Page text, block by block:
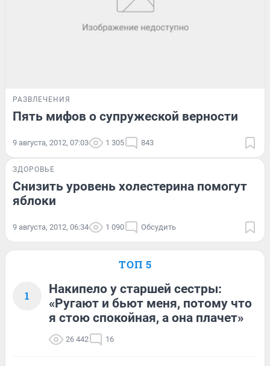
РАЗВЛЕЧЕНИЯ
Пять мифов о супружеской верности
9 августа, 2012, 07:03 1 305 843
ЗДОРОВЬЕ
Снизить уровень холестерина помогут
яблоки
9 августа, 2012, 06:34 1 090 Обсудить
ТОП 5
1
Накипело у старшей сестры:
«Ругают и бьют меня, потому что
я стою спокойная, а она плачет»
26 442 16